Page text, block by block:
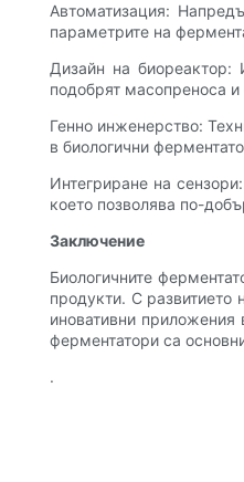
Автоматизация:
параметрите на
Дизайн на биореактор:
подобрят масопреноса
Генно инженерство:
в биологични
Интегриране на
което позволява по-
Заключение
Биологичните
продукти. С развитието
иновативни приложения
ферментатори са
.